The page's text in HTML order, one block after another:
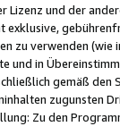
Lizenz und der
zu verwenden
und in
gemäß
zugunsten
Zu den